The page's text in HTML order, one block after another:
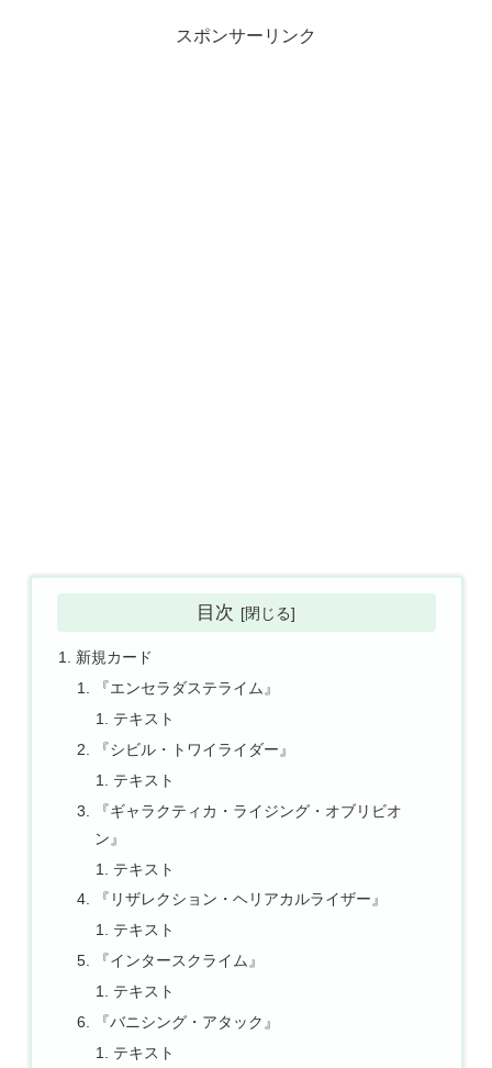
スポンサーリンク
目次
新規カード
『エンセラダステライム』
テキスト
『シビル・トワイライダー』
テキスト
『ギャラクティカ・ライジング・オブリビオ
ン』
テキスト
『リザレクション・ヘリアカルライザー』
テキスト
『インタースクライム』
テキスト
『バニシング・アタック』
テキスト